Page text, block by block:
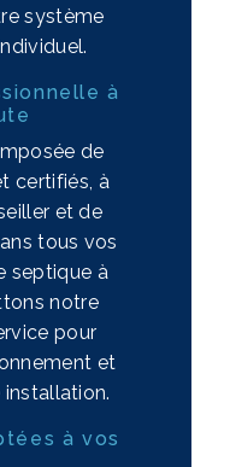
système
à
de
certifiés, à
et de
tous vos
septique à
notre
pour
et
à vos